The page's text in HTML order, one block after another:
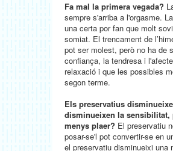
Fa mal la primera vegada?
sempre s'arriba a l'orgasme.
una certa por fan que molt
somiat. El trencament de
pot ser molest, però no ha de
confiança, la tendresa i
relaxació i que les possibles
segon terme.
Els preservatius
disminueixen la sensibilitat,
menys plaer? El preservatiu
posar-se'l pot convertir-se en
el preservatiu disminueixi una